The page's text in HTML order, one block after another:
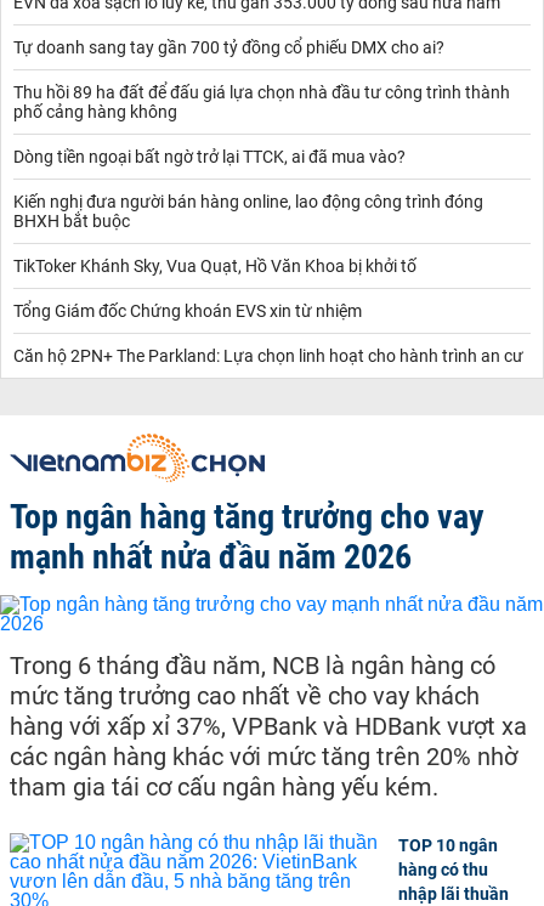
Tự doanh sang tay gần 700 tỷ đồng cổ phiếu DMX cho ai?
Thu hồi 89 ha đất để đấu giá lựa chọn nhà đầu tư công trình thành
phố cảng hàng không
Dòng tiền ngoại bất ngờ trở lại TTCK, ai đã mua vào?
Kiến nghị đưa người bán hàng online, lao động công trình đóng
BHXH bắt buộc
TikToker Khánh Sky, Vua Quạt, Hồ Văn Khoa bị khởi tố
Tổng Giám đốc Chứng khoán EVS xin từ nhiệm
Căn hộ 2PN+ The Parkland: Lựa chọn linh hoạt cho hành trình an cư
Top ngân hàng tăng trưởng cho vay
mạnh nhất nửa đầu năm 2026
Trong 6 tháng đầu năm, NCB là ngân hàng có
mức tăng trưởng cao nhất về cho vay khách
hàng với xấp xỉ 37%, VPBank và HDBank vượt xa
các ngân hàng khác với mức tăng trên 20% nhờ
tham gia tái cơ cấu ngân hàng yếu kém.
TOP 10 ngân
hàng có thu
nhập lãi thuần